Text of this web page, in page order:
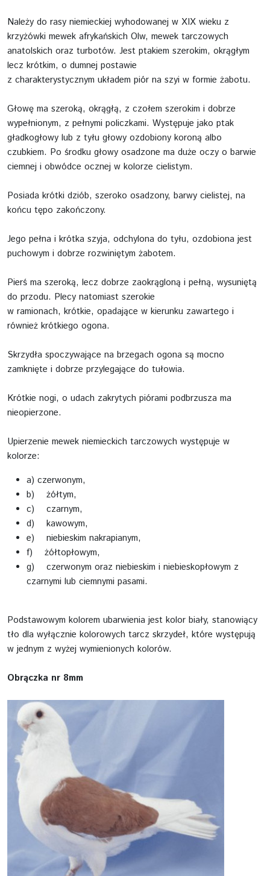
Należy do rasy niemieckiej wyhodowanej w XIX wieku z
krzyżówki mewek afrykańskich Olw, mewek tarczowych
anatolskich oraz turbotów. Jest ptakiem szerokim, okrągłym
lecz krótkim, o dumnej postawie
z charakterystycznym układem piór na szyi w formie żabotu.
Głowę ma szeroką, okrągłą, z czołem szerokim i dobrze
wypełnionym, z pełnymi policzkami. Występuje jako ptak
gładkogłowy lub z tyłu głowy ozdobiony koroną albo
czubkiem. Po środku głowy osadzone ma duże oczy o barwie
ciemnej i obwódce ocznej w kolorze cielistym.
Posiada krótki dziób, szeroko osadzony, barwy cielistej, na
końcu tępo zakończony.
Jego pełna i krótka szyja, odchylona do tyłu, ozdobiona jest
puchowym i dobrze rozwiniętym żabotem.
Pierś ma szeroką, lecz dobrze zaokrągloną i pełną, wysuniętą
do przodu. Plecy natomiast szerokie
w ramionach, krótkie, opadające w kierunku zawartego i
również krótkiego ogona.
Skrzydła spoczywające na brzegach ogona są mocno
zamknięte i dobrze przylegające do tułowia.
Krótkie nogi, o udach zakrytych piórami podbrzusza ma
nieopierzone.
Upierzenie mewek niemieckich tarczowych występuje w
kolorze:
a) czerwonym,
b) żółtym,
c) czarnym,
d) kawowym,
e) niebieskim nakrapianym,
f) żółtopłowym,
g) czerwonym oraz niebieskim i niebieskopłowym z
czarnymi lub ciemnymi pasami.
Podstawowym kolorem ubarwienia jest kolor biały, stanowiący
tło dla wyłącznie kolorowych tarcz skrzydeł, które występują
w jednym z wyżej wymienionych kolorów.
Obrączka nr 8mm